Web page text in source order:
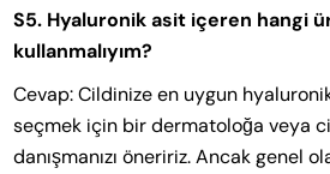
S5. Hyaluronik asit içeren hangi
kullanmalıyım?
Cevap: Cildinize en uygun
seçmek için bir dermatoloğa veya
danışmanızı öneririz. Ancak genel